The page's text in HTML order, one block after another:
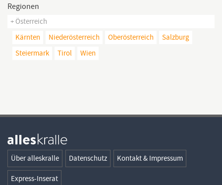
Regionen
+ Österreich
Kärnten
Niederösterreich Oberösterreich
Salzburg
Steiermark
Tirol Wien
Über alleskralle Datenschutz Kontakt & Impressum
Express-Inserat